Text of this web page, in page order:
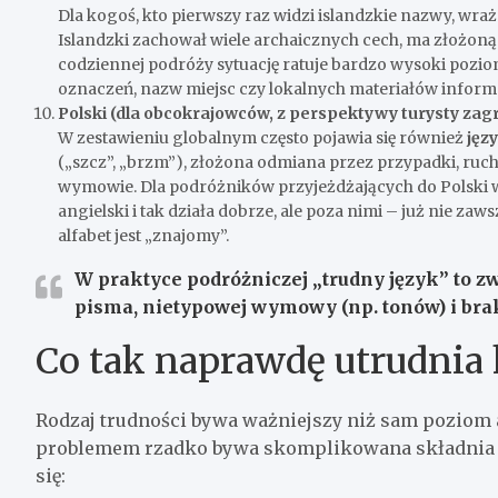
Dla kogoś, kto pierwszy raz widzi islandzkie nazwy,
Islandzki zachował wiele archaicznych cech, ma
codziennej podróży sytuację ratuje bardzo wysoki
oznaczeń, nazw miejsc czy lokalnych materiałów
Polski (dla obcokrajowców, z perspektywy turysty
W zestawieniu globalnym często pojawia się również
(„szcz”, „brzm”), złożona odmiana przez przypadki,
wymowie. Dla podróżników przyjeżdżających do Polski
angielski i tak działa dobrze, ale poza nimi – już nie
alfabet jest „znajomy”.
W praktyce podróżniczej „trudny język” to
pisma, nietypowej wymowy (np. tonów) i
Co tak naprawdę
Rodzaj trudności bywa ważniejszy niż sam poziom
problemem rzadko bywa skomplikowana
się: